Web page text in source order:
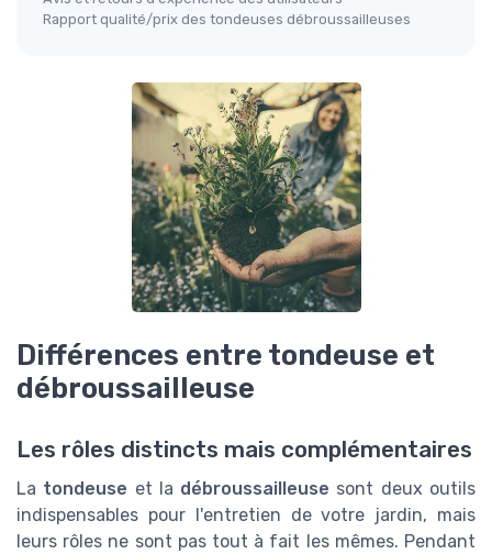
Rapport qualité/prix des tondeuses débroussailleuses
Différences entre tondeuse et
débroussailleuse
Les rôles distincts mais complémentaires
La tondeuse et la débroussailleuse sont deux outils
indispensables pour l'entretien de votre jardin, mais
leurs rôles ne sont pas tout à fait les mêmes. Pendant